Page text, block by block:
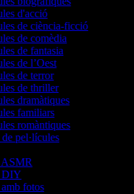
d'acció
de ciència-ficció
de comèdia
de fantasia
de l’Oest
de terror
de thriller
dramàtiques
familiars
romàntiques
pel·lícules
DIY
fotos